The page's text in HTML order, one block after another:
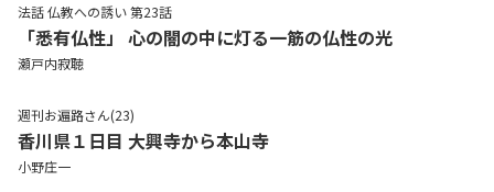
法話 仏教への誘い 第23話
「悉有仏性」 心の闇の中に灯る一筋の仏性の光
瀬戸内寂聴
週刊お遍路さん(23)
香川県１日目 大興寺から本山寺
小野庄一